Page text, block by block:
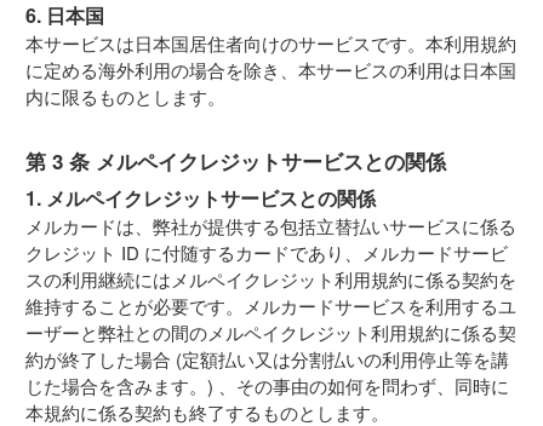
6. 日本国
本サービスは日本国居住者向けのサービスです。本利用規約
に定める海外利用の場合を除き、本サービスの利用は日本国
内に限るものとします。
第 3 条 メルペイクレジットサービスとの関係
1. メルペイクレジットサービスとの関係
メルカードは、弊社が提供する包括立替払いサービスに係る
クレジット ID に付随するカードであり、メルカードサービ
スの利用継続にはメルペイクレジット利用規約に係る契約を
維持することが必要です。メルカードサービスを利用するユ
ーザーと弊社との間のメルペイクレジット利用規約に係る契
約が終了した場合 (定額払い又は分割払いの利用停止等を講
じた場合を含みます。) 、その事由の如何を問わず、同時に
本規約に係る契約も終了するものとします。